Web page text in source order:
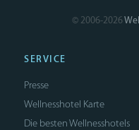
© 2006-2026
SERVICE
Presse
Wellnesshotel Karte
Die besten Wellnesshotels